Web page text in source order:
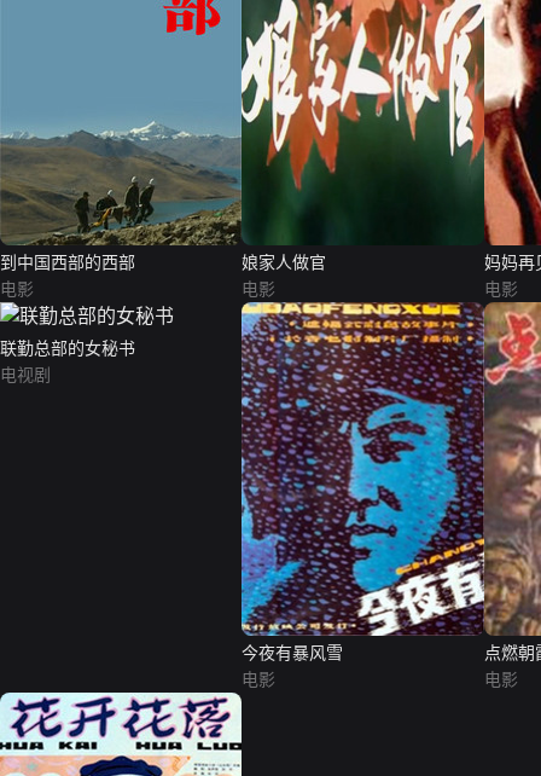
到中国西部的西部
电影
娘家人做官
电影
妈妈再
电影
联勤总部的女秘书
电视剧
今夜有暴风雪
电影
点燃朝
电影